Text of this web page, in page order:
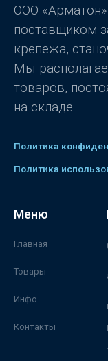
5
ООО
поставщиком
крепежа,
Мы
товаров,
на складе.
Политика
Политика
Меню
Главная
Товары
Инфо
Контакты